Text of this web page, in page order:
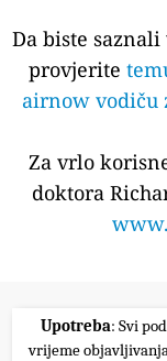
Da biste
provjerite
airnow vodiču
Za vrlo
doktora
Upotreba: Svi
vrijeme